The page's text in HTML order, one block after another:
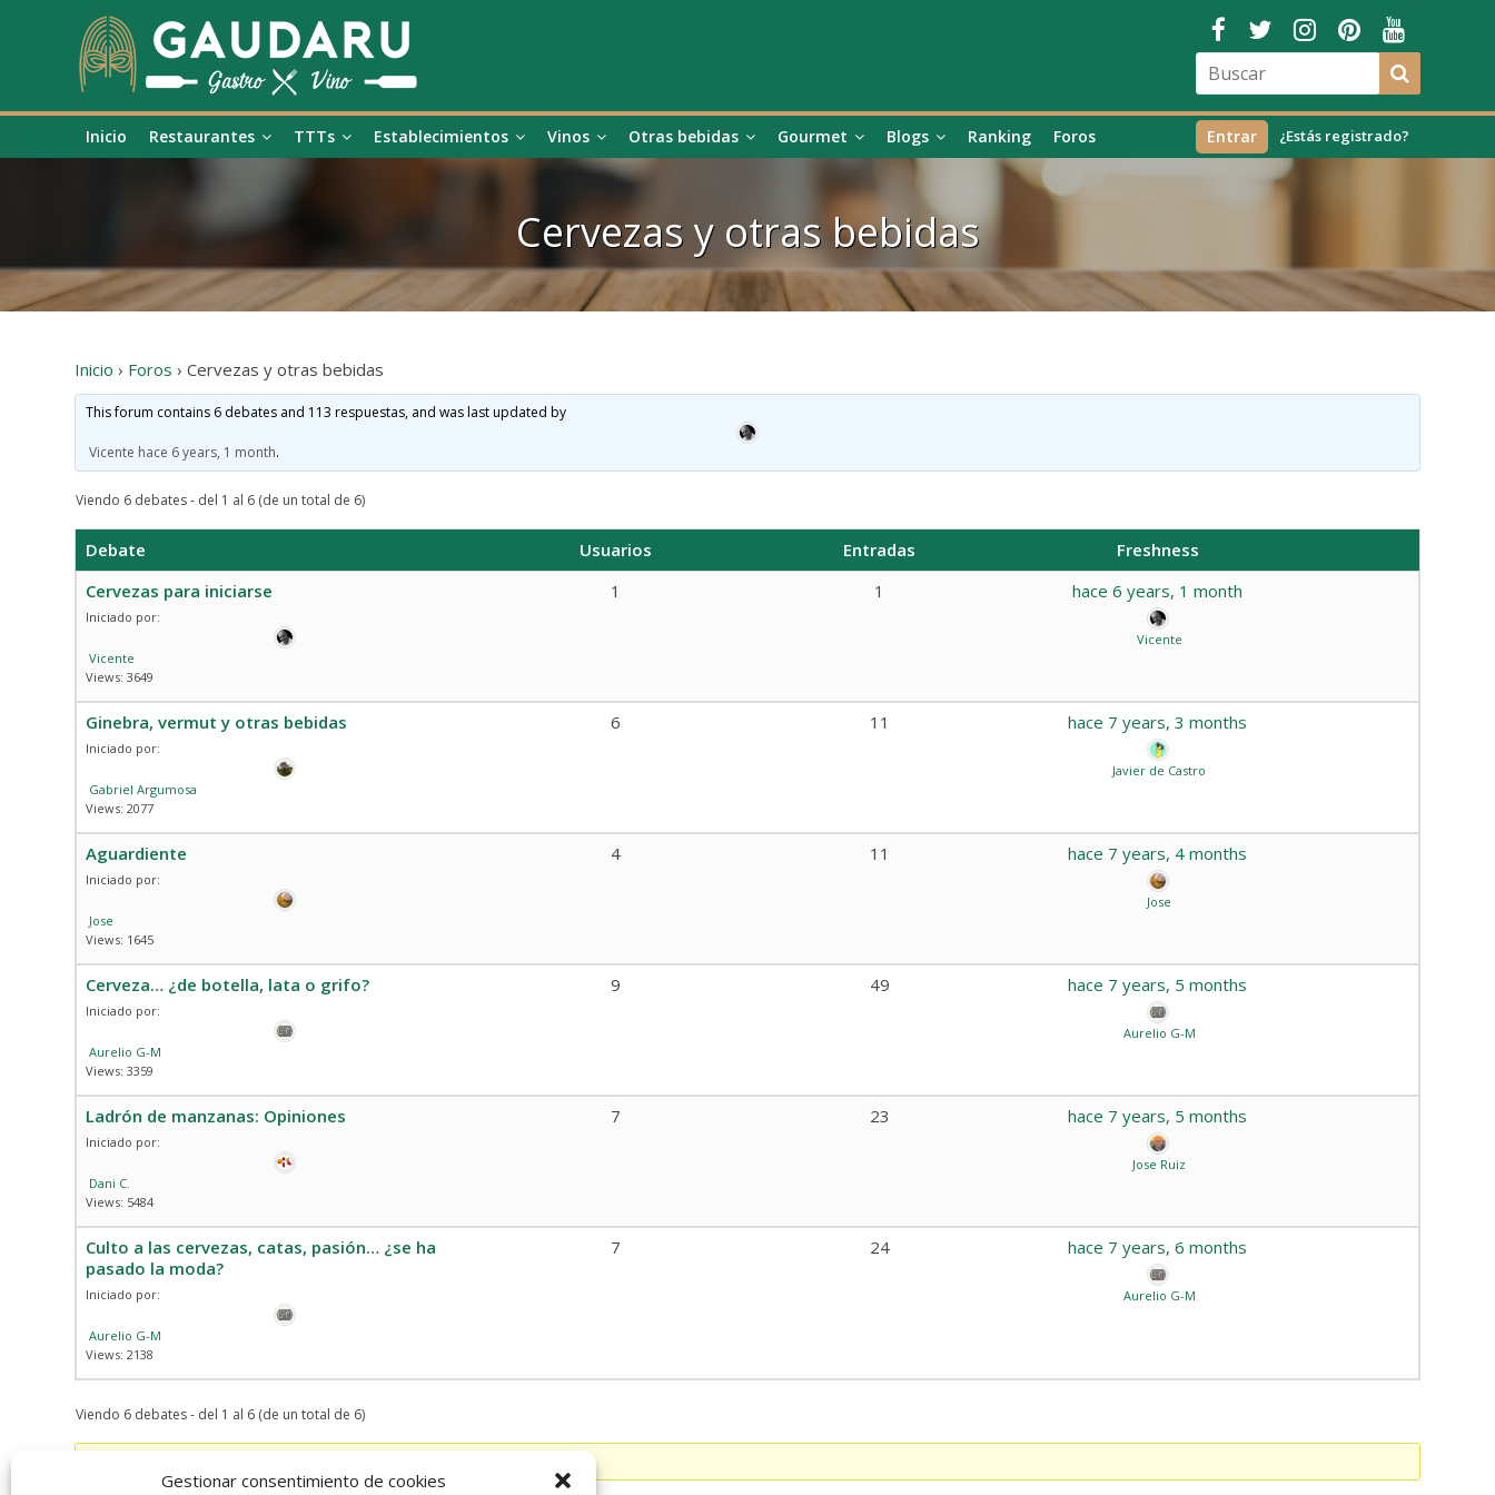
Gestionar consentimiento de cookies
Inicio Restaurantes TTTs Establecimientos Vinos Otras bebidas Gourmet Blogs Ranking Foros ¿Estás registrado?
Entrar
Cervezas y otras bebidas
Inicio › Foros › Cervezas y otras bebidas
This forum contains 6 debates and 113 respuestas, and was last updated by
Vicente hace 6 years, 1 month.
Viendo 6 debates - del 1 al 6 (de un total de 6)
Debate Usuarios Entradas
Freshness
Cervezas para iniciarse
Iniciado por:
Vicente
Views: 3649
1 1 hace 6 years, 1 month
Vicente
Ginebra, vermut y otras bebidas
Iniciado por:
Gabriel Argumosa
Views: 2077
6 11 hace 7 years, 3 months
Javier de Castro
Aguardiente
Iniciado por:
Jose
Views: 1645
4 11 hace 7 years, 4 months
Jose
Cerveza… ¿de botella, lata o grifo?
Iniciado por:
Aurelio G-M
Views: 3359
9 49 hace 7 years, 5 months
Aurelio G-M
Ladrón de manzanas: Opiniones
Iniciado por:
Dani C.
Views: 5484
7 23 hace 7 years, 5 months
Jose Ruiz
Culto a las cervezas, catas, pasión… ¿se ha
pasado la moda?
Iniciado por:
Aurelio G-M
Views: 2138
7 24 hace 7 years, 6 months
Aurelio G-M
Viendo 6 debates - del 1 al 6 (de un total de 6)